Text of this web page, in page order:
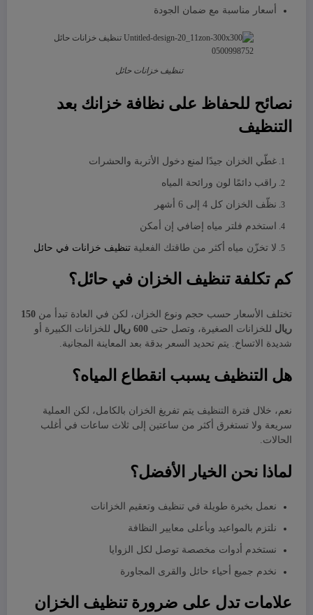
أسعار مناسبة مع ضمان الجودة
تنظيف خزانات حائل
نصائح للحفاظ على نظافة خزانك بعد
التنظيف
غطّي الخزان جيدًا لمنع دخول الأتربة والحشرات
راقب دائمًا لون ورائحة المياه
نظّف الخزان كل 4 إلى 6 أشهر
استخدم فلتر مياه إضافي إن أمكن
لا تخزّن مياه أكثر من طاقتك الفعلية تنظيف خزانات في حائل
كم تكلفة تنظيف الخزان في حائل؟
تختلف الأسعار حسب حجم ونوع الخزان، لكن في العادة تبدأ من 150
ريال للخزانات الصغيرة، وتصل حتى 600 ريال
للخزانات الكبيرة أو
شديدة الاتساخ. يتم تحديد السعر بدقة بعد المعاينة المجانية.
هل التنظيف يسبب انقطاع المياه؟
نعم، خلال فترة التنظيف يتم تفريغ الخزان بالكامل، لكن العملية
سريعة ولا تستغرق أكثر من ساعتين إلى ثلاث ساعات في أغلب
الحالات.
لماذا نحن الخيار الأفضل؟
نعمل بخبرة طويلة في تنظيف وتعقيم الخزانات
نلتزم بالمواعيد وبأعلى معايير النظافة
نستخدم أدوات مخصصة توصل لكل الزوايا
نخدم جميع أحياء حائل والقرى المجاورة
علامات تدل على ضرورة تنظيف الخزان